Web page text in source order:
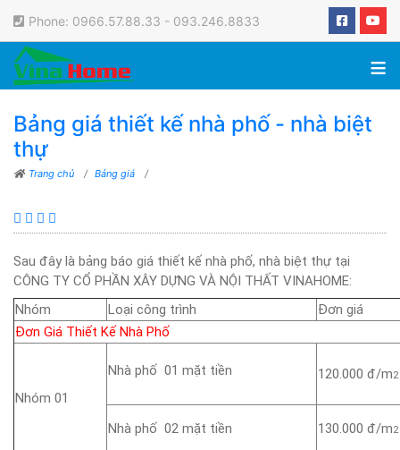
Phone: 0966.57.88.33 - 093.246.8833
≡
Bảng giá thiết kế nhà phố - nhà biệt
thự
Trang chủ / Bảng giá /
Sau đây là bảng báo giá thiết kế nhà phố, nhà biệt thự tại
CÔNG TY CỔ PHẦN XÂY DỰNG VÀ NỘI THẤT VINAHOME:
Nhóm
Loại công trình
Đơn giá
Đơn Giá Thiết Kế Nhà Phố
Nhóm 01
Nhà phố 01 mặt tiền 120.000 đ/m2
Nhà phố 02 mặt tiền 130.000 đ/m2